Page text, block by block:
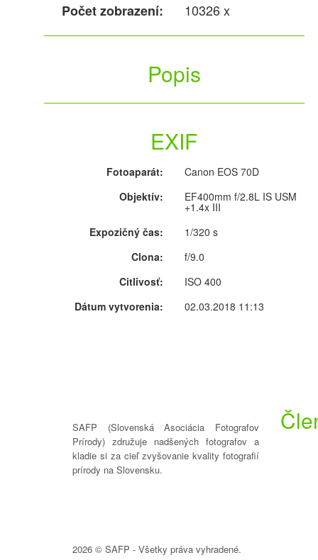
Počet zobrazení:
10326 x
Popis
EXIF
Fotoaparát:
Canon EOS 70D
Objektív:
EF400mm f/2.8L IS USM
+1.4x III
Expozičný čas:
1/320 s
Clona:
f/9.0
Citlivosť:
ISO 400
Dátum vytvorenia:
02.03.2018 11:13
SAFP (Slovenská Asociácia Fotografov
Prírody) združuje nadšených fotografov a
kladie si za cieľ zvyšovanie kvality fotografií
prírody na Slovensku.
2026 © SAFP - Všetky práva vyhradené.